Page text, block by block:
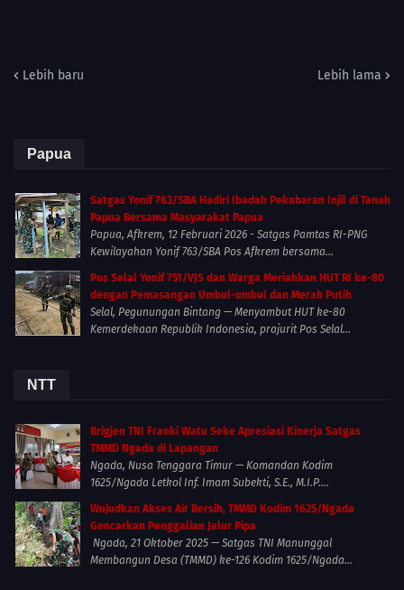
Lebih baru Lebih lama
Papua
Satgas Yonif 763/SBA Hadiri Ibadah Pekabaran Injil di Tanah
Papua Bersama Masyarakat Papua
Papua, Afkrem, 12 Februari 2026 - Satgas Pamtas RI-PNG
Kewilayahan Yonif 763/SBA Pos Afkrem bersama...
Pos Selal Yonif 751/VJS dan Warga Meriahkan HUT RI ke-80
dengan Pemasangan Umbul-umbul dan Merah Putih
Selal, Pegunungan Bintang — Menyambut HUT ke-80
Kemerdekaan Republik Indonesia, prajurit Pos Selal...
NTT
Brigjen TNI Franki Watu Seke Apresiasi Kinerja Satgas
TMMD Ngada di Lapangan
Ngada, Nusa Tenggara Timur — Komandan Kodim
1625/Ngada Letkol Inf. Imam Subekti, S.E., M.I.P....
Wujudkan Akses Air Bersih, TMMD Kodim 1625/Ngada
Gencarkan Penggalian Jalur Pipa
Ngada, 21 Oktober 2025 — Satgas TNI Manunggal
Membangun Desa (TMMD) ke-126 Kodim 1625/Ngada...